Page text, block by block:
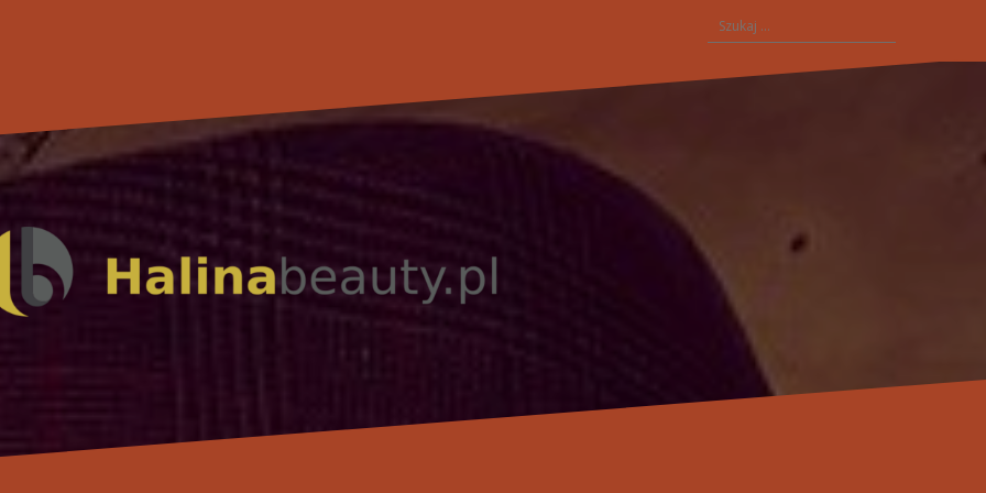
Szukaj: